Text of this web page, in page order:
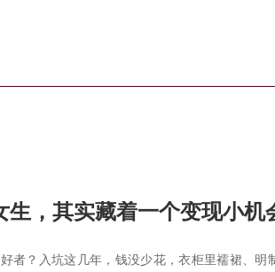
生，其实藏着一个变现小机
者？入坑这几年，钱没少花，衣柜里襦裙、明